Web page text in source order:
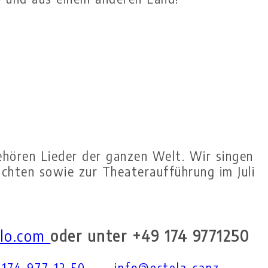
Lieder der ganzen Welt. Wir singen
sowie zur Theateraufführung im Juli
oder unter +49 174 9771250